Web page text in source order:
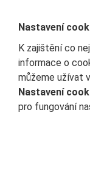
Nastavení
K zajištění co
informace o
můžeme užívat
Nastavení
pro fungování